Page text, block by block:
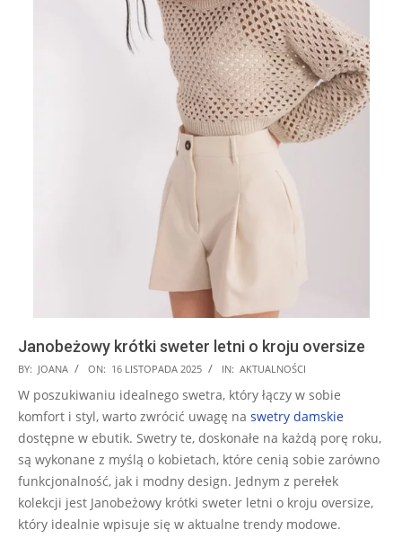
Janobeżowy krótki sweter letni o kroju oversize
2025-
11-
16
BY: JOANA ON: 16 LISTOPADA 2025 IN: AKTUALNOŚCI
W poszukiwaniu idealnego swetra, który łączy w sobie
komfort i styl, warto zwrócić uwagę na swetry damskie
dostępne w ebutik. Swetry te, doskonałe na każdą porę roku,
są wykonane z myślą o kobietach, które cenią sobie zarówno
funkcjonalność, jak i modny design. Jednym z perełek
kolekcji jest Janobeżowy krótki sweter letni o kroju oversize,
który idealnie wpisuje się w aktualne trendy modowe.